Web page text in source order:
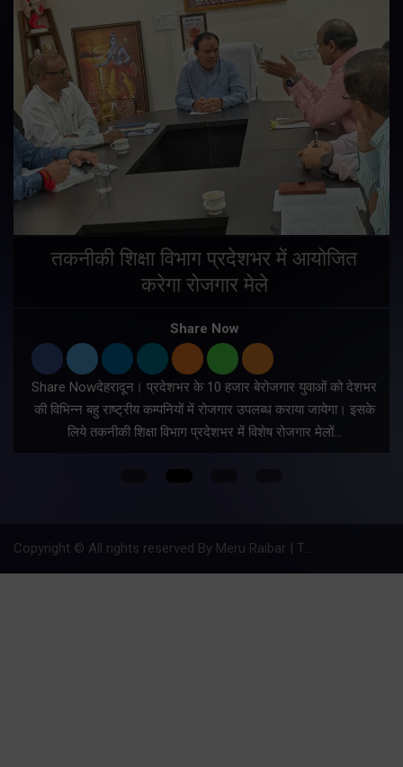
तकनीकी शिक्षा विभाग प्रदेशभर में आयोजित
करेगा रोजगार मेले
Share Now
Share Nowदेहरादून। प्रदेशभर के 10 हजार बेरोजगार युवाओं को देशभर
की विभिन्न बहु राष्ट्रीय कम्पनियों में रोजगार उपलब्ध कराया जायेगा। इसके
लिये तकनीकी शिक्षा विभाग प्रदेशभर में विशेष रोजगार मेलों…
Copyright © All rights reserved By Meru Raibar | Theme by